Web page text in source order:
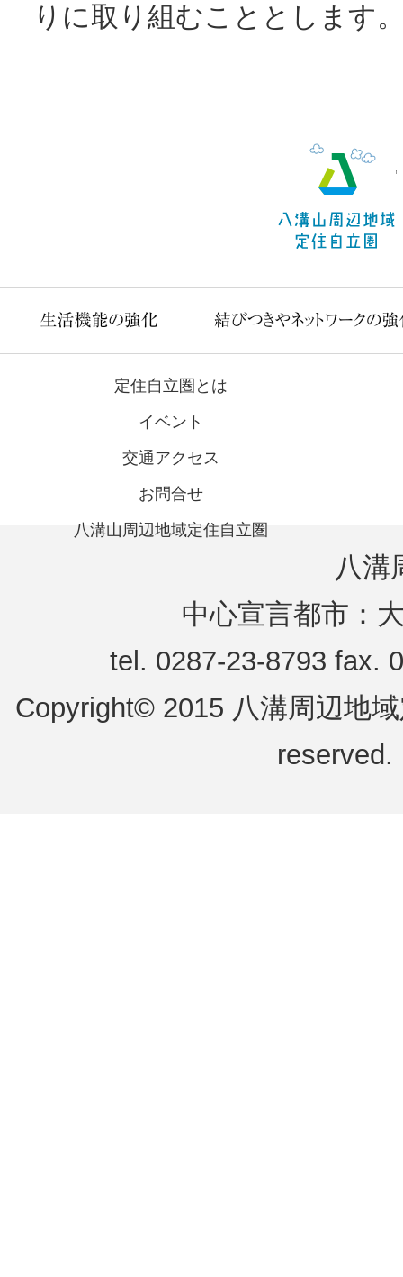
りに取り組むこととします
定住自立圏とは
イベント
交通アクセス
お問合せ
八溝山周辺地域定住自立圏
八
中心宣言都市：
tel. 0287-23-8793 fax.
Copyright© 2015 八溝周辺地
reserved.